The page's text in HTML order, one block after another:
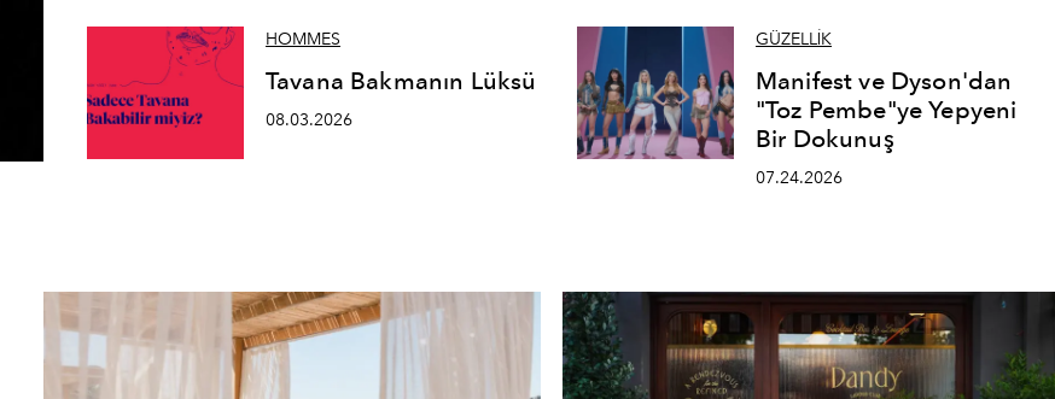
HOMMES
Tavana Bakmanın Lüksü
08.03.2026
GÜZELLİK
Manifest ve Dyson'dan
"Toz Pembe"ye Yepyeni
Bir Dokunuş
07.24.2026